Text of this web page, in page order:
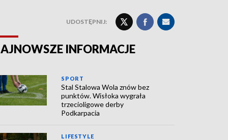
UDOSTĘPNIJ:
INFORMACJE
SPORT
Stal Stalowa Wola znów bez
punktów. Wisłoka wygrała
trzecioligowe derby
Podkarpacia
LIFESTYLE